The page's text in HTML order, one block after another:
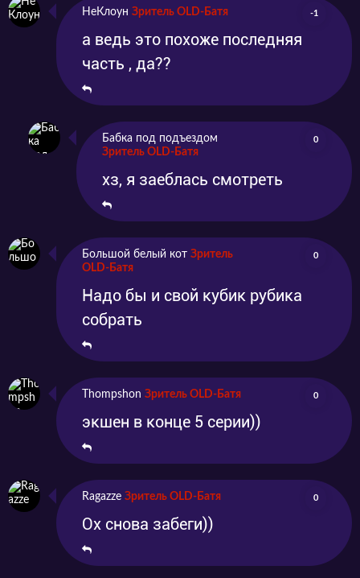
НеКлоун Зритель OLD-Батя -1
а ведь это похоже последняя
часть , да??
Бабка под подъездом
Зритель OLD-Батя
0
хз, я заеблась смотреть
Большой белый кот Зритель
OLD-Батя
0
Надо бы и свой кубик рубика
собрать
Thompshon Зритель OLD-Батя 0
экшен в конце 5 серии))
Ragazze Зритель OLD-Батя 0
Ох снова забеги))